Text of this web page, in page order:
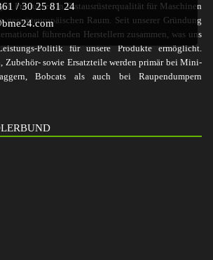
/ 30 25 81 24
Produkten in Erstausrüsterqualität für Maschinen
Raum. Seit unserer Gründung
führenden Herstellern zusammen, was uns
Politik für unsere Produkte ermöglicht.
Zubehör- sowie Ersatzteile werden primär bei Mini-
Bobcats als auch bei Raupendumpern